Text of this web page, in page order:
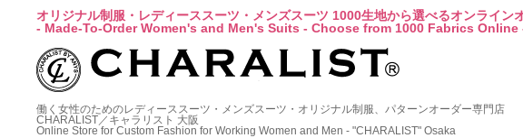
オリジナル制服・レディーススーツ・メンズスーツ 1000生地から選べるオンライン
- Made-To-Order Women's and Men's Suits - Choose from 1000 Fabrics Online
働く女性のためのレディーススーツ・メンズスーツ・オリジナル制服、パターンオーダー専門店
CHARALIST／キャラリスト 大阪
Online Store for Custom Fashion for Working Women and Men - "CHARALIST" Osaka